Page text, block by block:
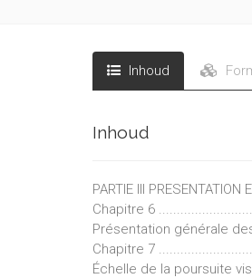
Inhoud
Inhoud
PARTIE III
Chapitre 6
Présentation générale
Chapitre 7
Échelle de la poursuite